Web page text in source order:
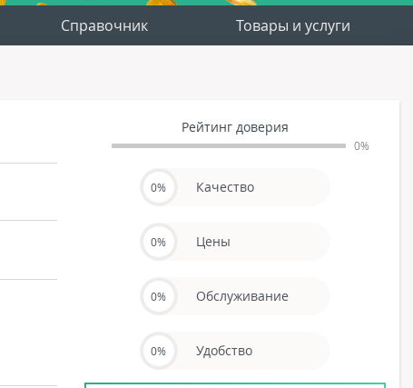
Справочник Товары и услуги
Рейтинг доверия
0%
0% Качество
0% Цены
0% Обслуживание
0% Удобство